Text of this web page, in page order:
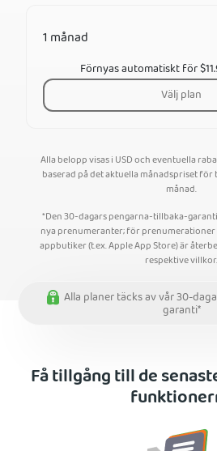
1 månad
Förnyas automatiskt för
Välj plan
Alla belopp visas i USD och eventuella
baserad på det aktuella månadspriset för
månad.
*Den 30-dagars pengarna-tillbaka-
nya prenumeranter; för
appbutiker (t.ex. Apple App Store) är
respektive villkor.
Alla planer täcks av vår 30-
garanti*
Få tillgång till de